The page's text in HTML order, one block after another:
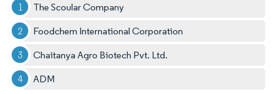
The Scoular Company
Foodchem International Corporation
Chaitanya Agro Biotech Pvt. Ltd.
ADM